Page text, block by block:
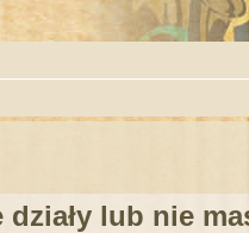
działy lub nie